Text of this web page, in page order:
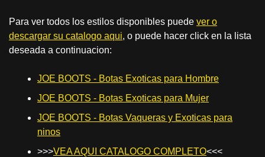
Para ver todos los estilos disponibles puede ver o
descargar su catalogo aqui, o puede hacer click en la lista
deseada a continuacion:
JOE BOOTS - Botas Exoticas para Hombre
JOE BOOTS - Botas Exoticas para Mujer
JOE BOOTS - Botas Vaqueras y Exoticas para
ninos
>>>VEA AQUI CATALOGO COMPLETO<<<